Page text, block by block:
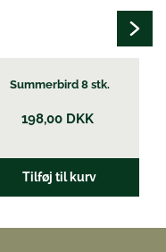
Summerbird 8 stk.
198,00 DKK
Tilføj til kurv